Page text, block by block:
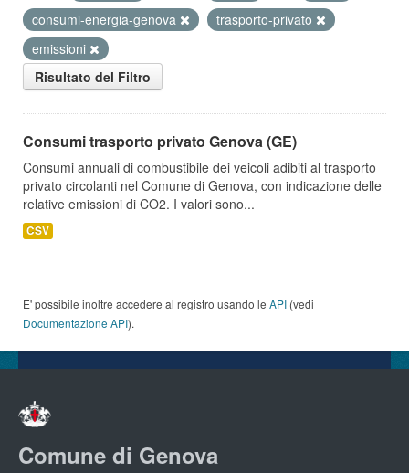
consumi-energia-genova
trasporto-privato
emissioni
Risultato del Filtro
Consumi trasporto privato Genova (GE)
Consumi annuali di combustibile dei veicoli adibiti al trasporto
privato circolanti nel Comune di Genova, con indicazione delle
relative emissioni di CO2. I valori sono...
CSV
E' possibile inoltre accedere al registro usando le API (vedi
Documentazione API).
Comune di Genova